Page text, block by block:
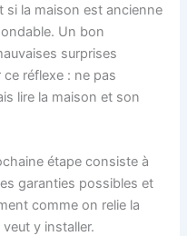
si la maison est ancienne
Un bon
surprises
ce réflexe : ne pas
lire la maison et son
étape consiste à
garanties possibles et
comme on relie la
veut y installer.